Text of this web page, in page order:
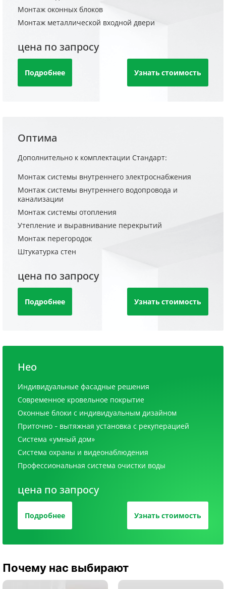
Монтаж оконных блоков
Монтаж металлической входной двери
цена по запросу
Подробнее Узнать стоимость
Оптима
Дополнительно к комплектации Стандарт:
Монтаж системы внутреннего электроснабжения
Монтаж системы внутреннего водопровода и
канализации
Монтаж системы отопления
Утепление и выравнивание перекрытий
Монтаж перегородок
Штукатурка стен
цена по запросу
Подробнее Узнать стоимость
Нео
Индивидуальные фасадные решения
Современное кровельное покрытие
Оконные блоки с индивидуальным дизайном
Приточно - вытяжная установка с рекуперацией
Система «умный дом»
Система охраны и видеонаблюдения
Профессиональная система очистки воды
цена по запросу
Подробнее Узнать стоимость
Почему нас выбирают